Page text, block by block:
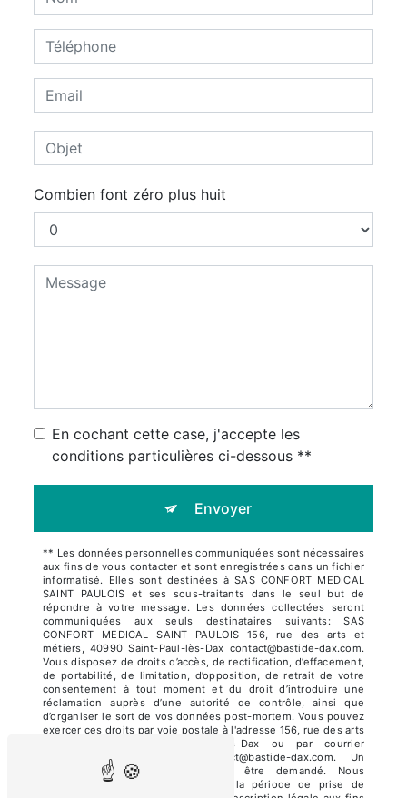
Combien font zéro plus huit
En cochant cette case, j'accepte les
conditions particulières ci-dessous **
Envoyer
** Les données personnelles communiquées sont nécessaires
aux fins de vous contacter et sont enregistrées dans un fichier
informatisé. Elles sont destinées à SAS CONFORT MEDICAL
SAINT PAULOIS et ses sous-traitants dans le seul but de
répondre à votre message. Les données collectées seront
communiquées aux seuls destinataires suivants: SAS
CONFORT MEDICAL SAINT PAULOIS 156, rue des arts et
métiers, 40990 Saint-Paul-lès-Dax contact@bastide-dax.com.
Vous disposez de droits d’accès, de rectification, d’effacement,
de portabilité, de limitation, d’opposition, de retrait de votre
consentement à tout moment et du droit d’introduire une
réclamation auprès d’une autorité de contrôle, ainsi que
d’organiser le sort de vos données post-mortem. Vous pouvez
exercer ces droits par voie postale à l'adresse 156, rue des arts
et métiers, 40990 Saint-Paul-lès-Dax ou par courrier
électronique à l'adresse contact@bastide-dax.com. Un
justificatif d'identité pourra vous être demandé. Nous
conservons vos données pendant la période de prise de